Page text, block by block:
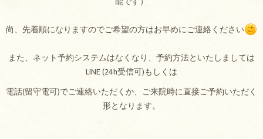
尚、先着順になりますのでご希望の方はお早めにご連絡ください
また、ネット予約システムはなくなり、予約方法といたしましては
LINE (24h受信可)もしくは
電話(留守電可)でご連絡いただくか、ご来院時に直接ご予約いただく
形となります。